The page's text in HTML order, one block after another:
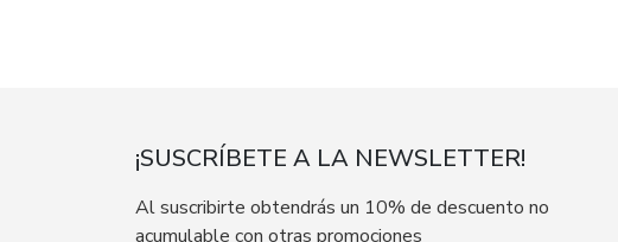
¡SUSCRÍBETE A LA NEWSLETTER!
Al suscribirte obtendrás un 10% de descuento no
acumulable con otras promociones